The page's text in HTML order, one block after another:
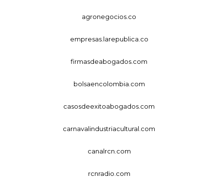
agronegocios.co
empresas.larepublica.co
firmasdeabogados.com
bolsaencolombia.com
casosdeexitoabogados.com
carnavalindustriacultural.com
canalrcn.com
rcnradio.com